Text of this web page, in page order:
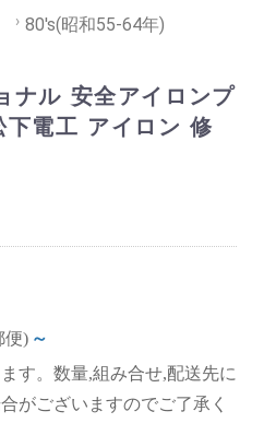
80's(昭和55-64年)
ナル 安全アイロンプ
電工 アイロン 修
便) ～
す。数量,組み合せ,配送先に
がございますのでご了承く